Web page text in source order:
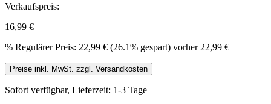
Verkaufspreis:
16,99 €
% Regulärer Preis: 22,99 € (26.1% gespart) vorher 22,99 €
Preise inkl. MwSt. zzgl. Versandkosten
Sofort verfügbar, Lieferzeit: 1-3 Tage